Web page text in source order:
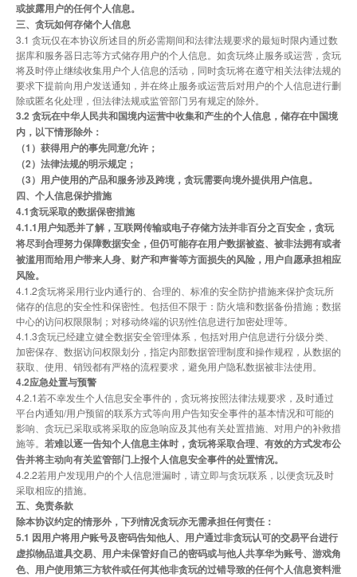
或披露用户的任何个人信息。
三、贪玩如何存储个人信息
3.1 贪玩仅在本协议所述目的所必需期间和法律法规要求的最短时限内通过数
据库和服务器日志等方式储存用户的个人信息。如贪玩终止服务或运营，贪玩
将及时停止继续收集用户个人信息的活动，同时贪玩将在遵守相关法律法规的
要求下提前向用户发送通知，并在终止服务或运营后对用户的个人信息进行删
除或匿名化处理，但法律法规或监管部门另有规定的除外。
3.2 贪玩在中华人民共和国境内运营中收集和产生的个人信息，储存在中国境
内，以下情形除外：
（1）获得用户的事先同意/允许；
（2）法律法规的明示规定；
（3）用户使用的产品和服务涉及跨境，贪玩需要向境外提供用户信息。
四、个人信息保护措施
4.1贪玩采取的数据保密措施
4.1.1用户知悉并了解，互联网传输或电子存储方法并非百分之百安全，贪玩
将尽到合理努力保障数据安全，但仍可能存在用户数据被盗、被非法拥有或者
被滥用而给用户带来人身、财产和声誉等方面损失的风险，用户自愿承担相应
风险。
4.1.2贪玩将采用行业内通行的、合理的、标准的安全防护措施来保护贪玩所
储存的信息的安全性和保密性。包括但不限于：防火墙和数据备份措施；数据
中心的访问权限限制；对移动终端的识别性信息进行加密处理等。
4.1.3贪玩已经建立健全数据安全管理体系，包括对用户信息进行分级分类、
加密保存、数据访问权限划分，指定内部数据管理制度和操作规程，从数据的
获取、使用、销毁都有严格的流程要求，避免用户隐私数据被非法使用。
4.2应急处置与预警
4.2.1若不幸发生个人信息安全事件的，贪玩将按照法律法规要求，及时通过
平台内通知/用户预留的联系方式等向用户告知安全事件的基本情况和可能的
影响、贪玩已采取或将采取的应急响应及其他有关处置措施、对用户的补救措
施等。 若难以逐一告知个人信息主体时，贪玩将采取合理、有效的方式发布公
告并将主动向有关监管部门上报个人信息安全事件的处置情况。
4.2.2若用户发现用户的个人信息泄漏时，请立即与贪玩联系，以便贪玩及时
采取相应的措施。
五、免责条款
除本协议约定的情形外，下列情况贪玩亦无需承担任何责任：
5.1 因用户将用户账号及密码告知他人、用户通过非贪玩认可的交易平台进行
虚拟物品道具交易、用户未保管好自己的密码或与他人共享华为账号、游戏角
色、用户使用第三方软件或任何其他非贪玩的过错导致的任何个人信息资料泄